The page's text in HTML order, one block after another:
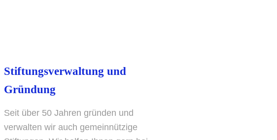
Stiftungsverwaltung und
Gründung
Seit über 50 Jahren gründen und
verwalten wir auch gemeinnützige